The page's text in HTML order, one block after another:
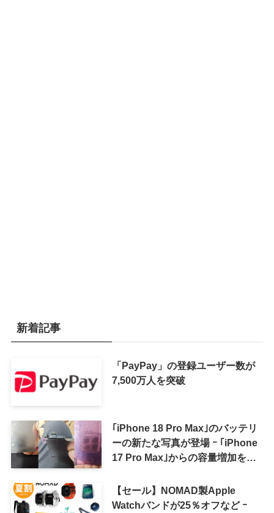
新着記事
「PayPay」の登録ユーザー数が
7,500万人を突破
｢iPhone 18 Pro Max｣のバッテリ
ーの新たな写真が登場 ｰ ｢iPhone
17 Pro Max｣からの容量増加を確
【セール】NOMAD製Apple
Watchバンドが25％オフなど ｰ